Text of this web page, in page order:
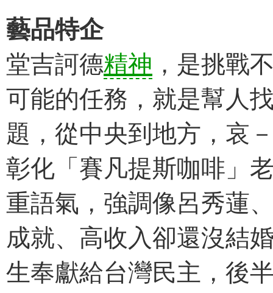
藝品特企
堂吉訶德精神 ，是挑戰
可能的任務，就是幫人
題，從中央到地方，哀
彰化「賽凡提斯咖啡」
重語氣，強調像呂秀蓮
成就、高收入卻還沒結
生奉獻給台灣民主，後